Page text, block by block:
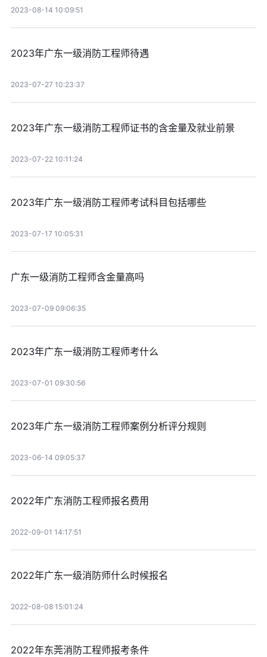
2023-08-14 10:09:51
2023年广东一级消防工程师待遇
2023-07-27 10:23:37
2023年广东一级消防工程师证书的含金量及就业前景
2023-07-22 10:11:24
2023年广东一级消防工程师考试科目包括哪些
2023-07-17 10:05:31
广东一级消防工程师含金量高吗
2023-07-09 09:06:35
2023年广东一级消防工程师考什么
2023-07-01 09:30:56
2023年广东一级消防工程师案例分析评分规则
2023-06-14 09:05:37
2022年广东消防工程师报名费用
2022-09-01 14:17:51
2022年广东一级消防师什么时候报名
2022-08-08 15:01:24
2022年东莞消防工程师报考条件